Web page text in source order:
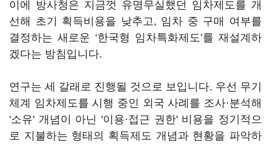
이에 방사청은 지금껏 유명무실했던 임차제도를 개
선해 초기 획득비용을 낮추고, 임차 중 구매 여부를
결정하는 새로운 ‘한국형 임차특화제도’를 재설계하
겠다는 방침입니다.
연구는 세 갈래로 진행될 것으로 보입니다. 우선 무기
체계 임차제도를 시행 중인 외국 사례를 조사·분석해
'소유' 개념이 아닌 '이용·접근 권한' 비용을 정기적으
로 지불하는 형태의 획득제도 개념과 현황을 파악하